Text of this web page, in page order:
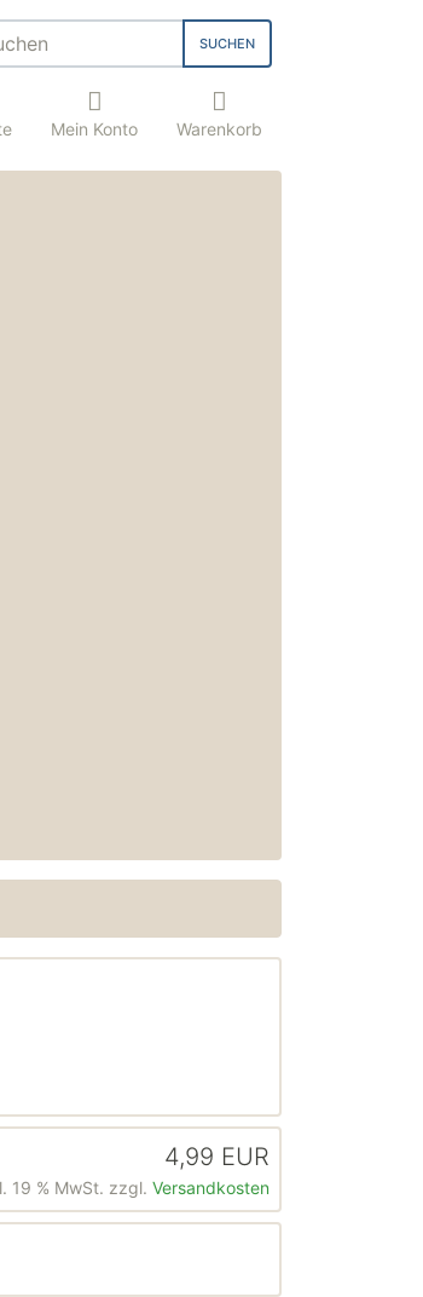
SUCHEN
Mein Konto Warenkorb
4,99 EUR
19 % MwSt. zzgl. Versandkosten